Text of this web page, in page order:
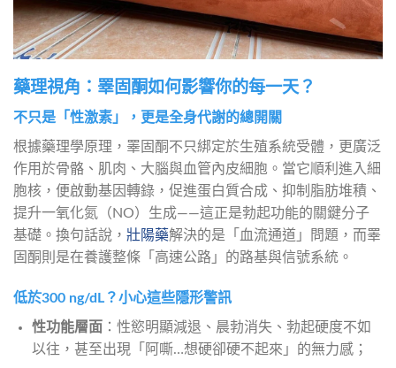
藥理視角：睪固酮如何影響你的每一天？
不只是「性激素」，更是全身代謝的總開關
根據藥理學原理，睪固酮不只綁定於生殖系統受體，更廣泛
作用於骨骼、肌肉、大腦與血管內皮細胞。當它順利進入細
胞核，便啟動基因轉錄，促進蛋白質合成、抑制脂肪堆積、
提升一氧化氮（NO）生成——這正是勃起功能的關鍵分子
基礎。換句話說， 壯陽藥解決的是「血流通道」問題，而睪
固酮則是在養護整條「高速公路」的路基與信號系統。
低於300 ng/dL？小心這些隱形警訊
性功能層面 ：性慾明顯減退、晨勃消失、勃起硬度不如
以往，甚至出現「阿嘶…想硬卻硬不起來」的無力感；